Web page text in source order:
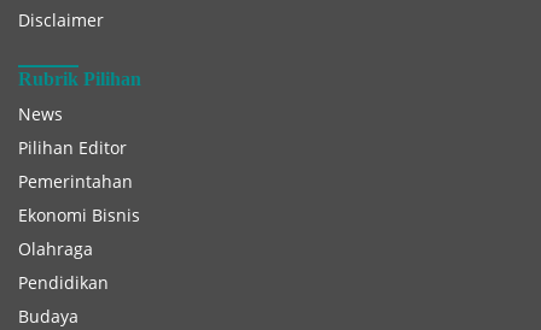
Disclaimer
Rubrik Pilihan
News
Pilihan Editor
Pemerintahan
Ekonomi Bisnis
Olahraga
Pendidikan
Budaya